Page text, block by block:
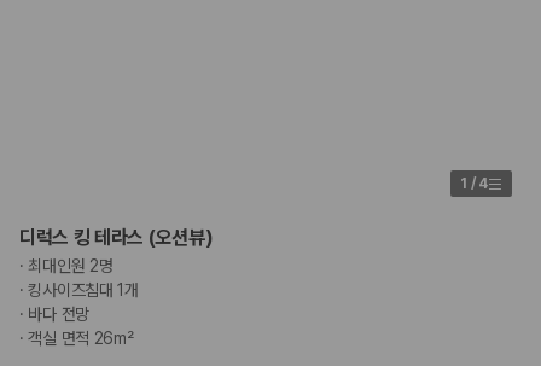
A. 대여일, 반납일, 인수 지역을 선택하면 제주도 렌트카 업체별 가격, 차종,
보험 조건, 예약 가능 차량을 한 번에 비교할 수 있습니다.
Q. 제주 렌트카 최저가는 무엇을 기준으로 비교해야 하나요?
Q. 제주공항 근처 렌트카도 비교할 수 있나요?
Q. 제주 렌트카 가격비교 시 보험도 함께 비교할 수 있나요?
Q. 가족 여행에는 어떤 제주 렌트카를 비교해야 하나요?
1 / 4
디럭스 킹 테라스 (오션뷰)
· 최대인원 2명
·킹사이즈침대 1개
· 바다 전망
·객실 면적 26m²